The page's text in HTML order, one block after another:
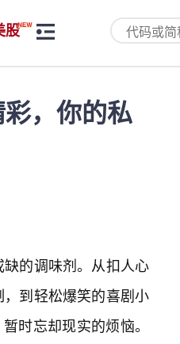
股
，你的私
的调味剂。从扣人心
到轻松爆笑的喜剧小
时忘却现实的烦恼。